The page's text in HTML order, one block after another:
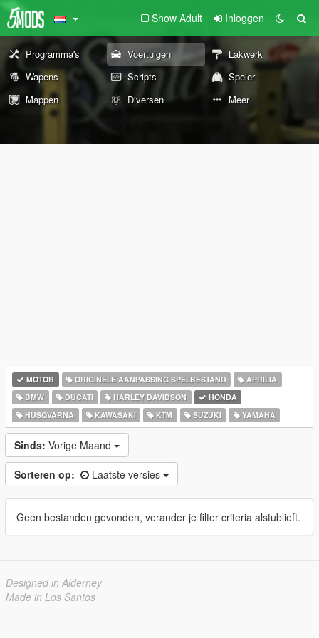
Show Adult Inloggen
Programma's Voertuigen
Lakwerk
Wapens
Scripts
Speler
Mappen
Diversen Meer
MOTOR ORIGINELE AANPASSING SPELBESTAND
APRILIA
BMW
DUCATI HARLEY DAVIDSON
HONDA
HUSQVARNA
KAWASAKI KTM SUZUKI YAMAHA
Sinds: Vorige Maand
Sorteren op: Laatste versies
Geen bestanden gevonden, verander je filter criteria alstublieft.
Designed in Alderney
Made in Los Santos